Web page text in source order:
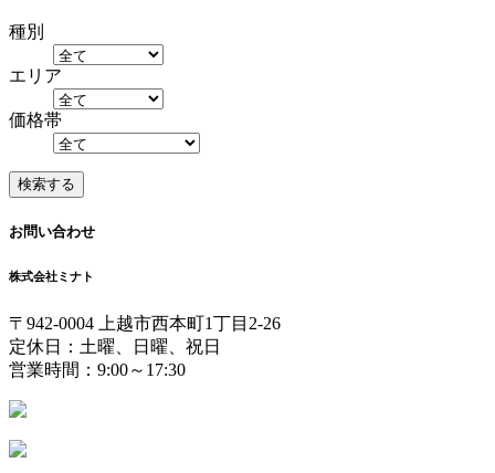
種別
エリア
価格帯
お問い合わせ
株式会社ミナト
〒942-0004 上越市西本町1丁目2-26
定休日：土曜、日曜、祝日
営業時間：9:00～17:30